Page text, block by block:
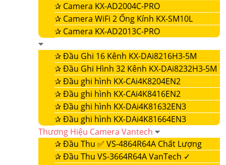
✰ Camera KX-AD2004C-PRO
✰ Camera WiFi 2 Ống Kính KX-SM10L
✰ Camera KX-AD2013C-PRO
✰Đầu Ghi 16 Kênh KX-DAi8216H3-5M
✰Đầu Ghi Hình 32 Kênh KX-DAi8232H3-5M
✰Đầu ghi hình KX-CAi4K8204EN2
✰Đầu ghi hình KX-CAi4K8416EN2
✰Đầu ghi hình KX-DAi4K81632EN3
✰Đầu ghi hình KX-DAi4K81664EN3
Thương Hiệu Camera Vantech
✰Đầu Thu ✅ VS-4864R64A Chất Lượng
✰Đầu Thu VS-3664R64A VanTech ✓